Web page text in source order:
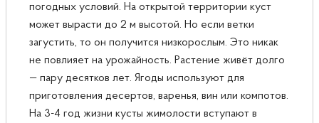
погодных условий. На открытой территории куст
может вырасти до 2 м высотой. Но если ветки
загустить, то он получится низкорослым. Это никак
не повлияет на урожайность. Растение живёт долго
— пару десятков лет. Ягоды используют для
приготовления десертов, варенья, вин или компотов.
На 3-4 год жизни кусты жимолости вступают в